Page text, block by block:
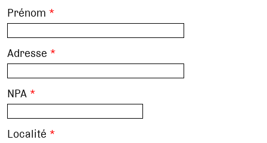
Prénom *
Adresse *
NPA *
Localité *